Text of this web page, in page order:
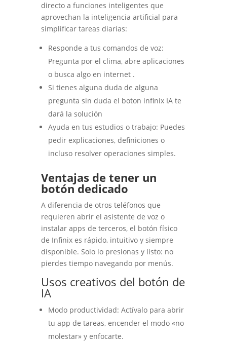
directo a funciones inteligentes que
aprovechan la inteligencia artificial para
simplificar tareas diarias:
Responde a tus comandos de voz:
Pregunta por el clima, abre aplicaciones
o busca algo en internet .
Si tienes alguna duda de alguna
pregunta sin duda el boton infinix IA te
dará la solución
Ayuda en tus estudios o trabajo: Puedes
pedir explicaciones, definiciones o
incluso resolver operaciones simples.
Ventajas de tener un
botón dedicado
A diferencia de otros teléfonos que
requieren abrir el asistente de voz o
instalar apps de terceros, el botón físico
de Infinix es rápido, intuitivo y siempre
disponible. Solo lo presionas y listo: no
pierdes tiempo navegando por menús.
Usos creativos del botón de
IA
Modo productividad: Actívalo para abrir
tu app de tareas, encender el modo «no
molestar» y enfocarte.